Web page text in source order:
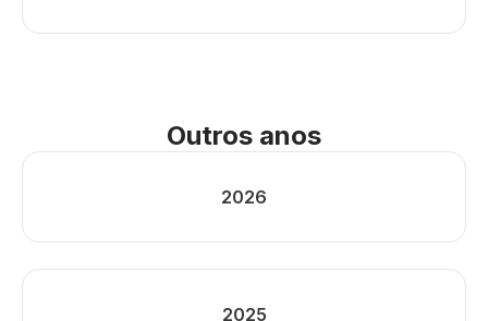
Outros anos
2026
2025